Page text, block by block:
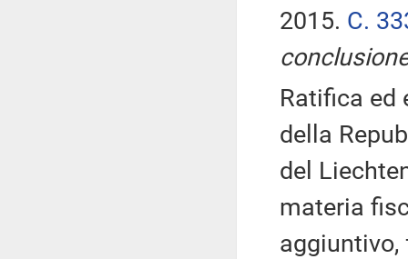
2015. C.
Ratifica ed
della
del
materia